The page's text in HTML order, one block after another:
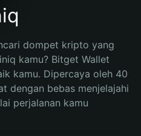
dompet kripto yang
kamu? Bitget Wallet
kamu. Dipercaya oleh 40
dengan bebas menjelajahi
perjalanan kamu